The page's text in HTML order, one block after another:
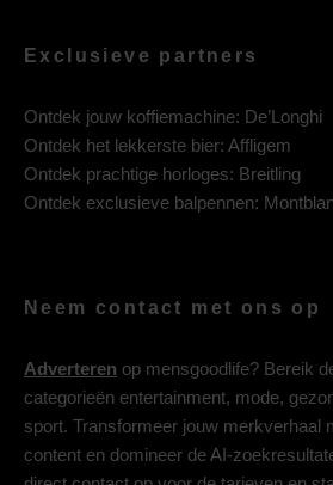
Exclusieve partners
Ontdek jouw koffiemachine: De’Longhi
Ontdek het lekkerste bier: Affligem
Ontdek prachtige horloges: Breitling
Ontdek exclusieve balpennen:
Neem contact met ons op
Adverteren op mensgoodlife? Bereik
categorieën entertainment, mode,
sport. Transformeer jouw merkverhaal
content en domineer de AI-